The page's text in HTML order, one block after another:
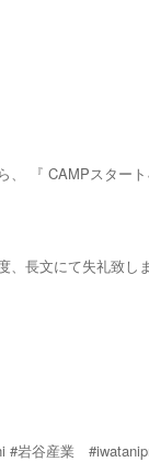
、 『 CAMPスター
、長文にて失礼致し
#岩谷産業